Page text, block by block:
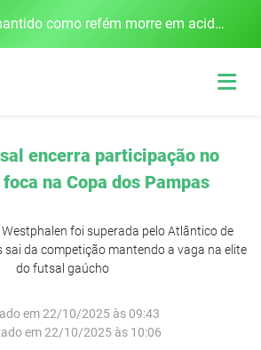
Empresário mantido como refém morre em acidente após assalto em Cerro Largo
encerra participação no
na Copa dos Pampas
Westphalen foi superada pelo Atlântico de
sai da competição mantendo a vaga na elite
do futsal gaúcho
em 22/10/2025 às 09:43
em 22/10/2025 às 10:06